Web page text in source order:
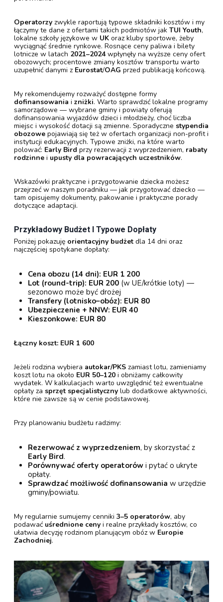
Operatorzy zwykle raportują typowe składniki kosztów i my
łączymy te dane z ofertami takich podmiotów jak TUI Youth,
lokalne szkoły językowe w UK oraz kluby sportowe, żeby
wyciągnąć średnie rynkowe. Rosnące ceny paliwa i bilety
lotnicze w latach 2021–2024wpłynęły na wyższe ceny ofert
obozowych; procentowe zmiany kosztów transportu warto
uzupełnić danymi z Eurostat/OAG przed publikacją końcową.
My rekomendujemy rozważyć dostępne formy
dofinansowania i zniżki. Warto sprawdzić lokalne programy
samorządowe — wybrane gminy i powiaty oferują
dofinansowania wyjazdów dzieci i młodzieży, choć liczba
miejsc i wysokość dotacji są zmienne. Sporadyczne stypendia
obozowe pojawiają się też w ofertach organizacji non-profit i
instytucji edukacyjnych. Typowe zniżki, na które warto
polować: Early Bird przy rezerwacji z wyprzedzeniem, rabaty
rodzinne i upusty dla powracających uczestników.
Wskazówki praktyczne i przygotowanie dziecka możesz
przejrzeć w naszym poradniku — jak przygotować dziecko —
tam opisujemy dokumenty, pakowanie i praktyczne porady
dotyczące adaptacji.
Przykładowy Budżet I Typowe Dopłaty
Poniżej pokazuję orientacyjny budżet dla 14 dni oraz
najczęściej spotykane dopłaty:
Cena obozu (14 dni): EUR 1 200
Lot (round-trip): EUR 200 (w UE/krótkie loty) —
sezonowo może być drożej
Transfery (lotnisko–obóz): EUR 80
Ubezpieczenie + NNW: EUR 40
Kieszonkowe: EUR 80
Łączny koszt: EUR 1 600
Jeżeli rodzina wybiera autokar/PKS zamiast lotu, zamieniamy
koszt lotu na około EUR 50–120 i obniżamy całkowity
wydatek. W kalkulacjach warto uwzględnić też ewentualne
opłaty za sprzęt specjalistyczny lub dodatkowe aktywności,
które nie zawsze są w cenie podstawowej.
Przy planowaniu budżetu radzimy:
Rezerwować z wyprzedzeniem, by skorzystać z
Early Bird.
Porównywać oferty operatorów i pytać o ukryte
opłaty.
Sprawdzać możliwość dofinansowania w urzędzie
gminy/powiatu.
My regularnie sumujemy cenniki 3–5 operatorów, aby
podawać uśrednione ceny i realne przykłady kosztów, co
ułatwia decyzję rodzinom planującym obóz w Europie
Zachodniej.